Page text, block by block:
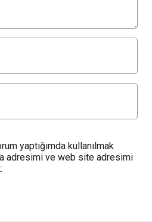
yaptığımda kullanılmak
adresimi ve web site adresimi